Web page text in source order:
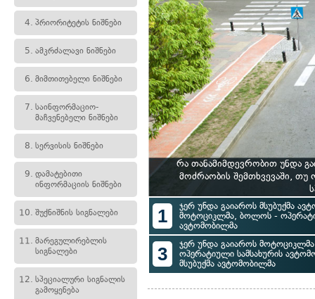
4. პრიორიტეტის ნიშნები
5. ამკრძალავი ნიშნები
6. მიმთითებელი ნიშნები
7. საინფორმაციო-
მაჩვენებელი ნიშნები
8. სერვისის ნიშნები
9. დამატებითი
ინფორმაციის ნიშნები
10. შუქნიშნის სიგნალები
11. მარეგულირებლის
სიგნალები
12. სპეციალური სიგნალის
გამოყენება
რა თანამიმდევრობით უნდა
მოძრაობის შემთხვევაში,
1
ჯერ უნდა გაიაროს მსუბუქმა
მოტოციკლმა, ბოლოს -
ავტომობილმა
3
ჯერ უნდა გაიაროს
ოპერატიული სამსახურის
მსუბუქმა ავტომობილმა